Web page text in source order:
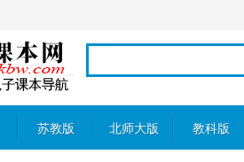
苏教版 北师大版 教科版